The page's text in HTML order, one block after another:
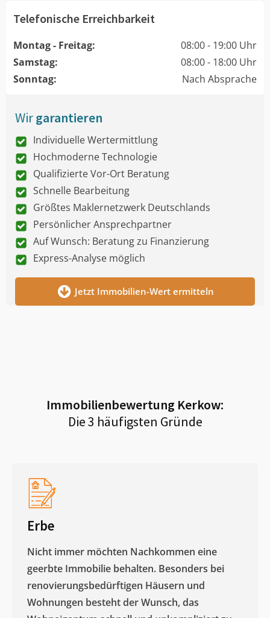
Telefonische Erreichbarkeit
Montag - Freitag:
08:00 - 19:00 Uhr
Samstag:
08:00 - 18:00 Uhr
Sonntag:
Nach Absprache
Wirgarantieren
Individuelle Wertermittlung
Hochmoderne Technologie
Qualifizierte Vor-Ort Beratung
Schnelle Bearbeitung
Größtes Maklernetzwerk Deutschlands
Persönlicher Ansprechpartner
Auf Wunsch: Beratung zu Finanzierung
Express-Analyse möglich
Jetzt Immobilien-Wert ermitteln
Immobilienbewertung Kerkow:
Die 3 häufigsten Gründe
Erbe
Nicht immer möchten Nachkommen eine
geerbte Immobilie behalten. Besonders bei
renovierungsbedürftigen Häusern und
Wohnungen besteht der Wunsch, das